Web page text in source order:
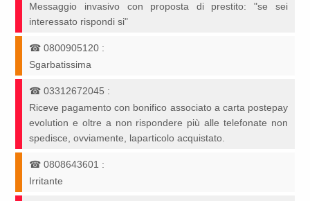
Messaggio invasivo con proposta di prestito: "se sei
interessato rispondi si"
☎0800905120 :
Sgarbatissima
☎03312672045 :
Riceve pagamento con bonifico associato a carta postepay
evolution e oltre a non rispondere più alle telefonate non
spedisce, ovviamente, laparticolo acquistato.
☎0808643601 :
Irritante